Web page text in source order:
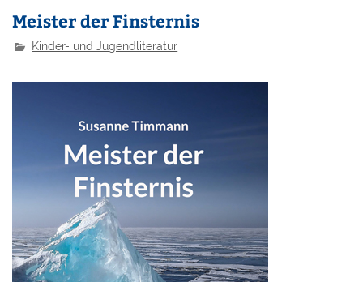
Meister der Finsternis
Kinder- und Jugendliteratur